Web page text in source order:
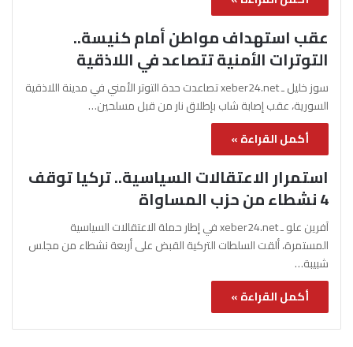
عقب استهداف مواطن أمام كنيسة..
التوترات الأمنية تتصاعد في اللاذقية
سوز خليل ـ xeber24.net تصاعدت حدة التوتر الأمني في مدينة اللاذقية
السورية، عقب إصابة شاب بإطلاق نار من قبل مسلحين…
أكمل القراءة »
استمرار الاعتقالات السياسية.. تركيا توقف
4 نشطاء من حزب المساواة
آفرين علو ـ xeber24.net في إطار حملة الاعتقالات السياسية
المستمرة، ألقت السلطات التركية القبض على أربعة نشطاء من مجلس
شبيبة…
أكمل القراءة »